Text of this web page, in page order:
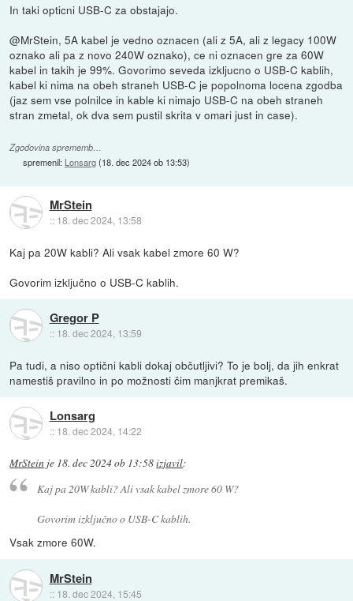
In taki opticni USB-C za obstajajo.
@MrStein, 5A kabel je vedno oznacen (ali z 5A, ali z legacy 100W
oznako ali pa z novo 240W oznako), ce ni oznacen gre za 60W
kabel in takih je 99%. Govorimo seveda izkljucno o USB-C kablih,
kabel ki nima na obeh straneh USB-C je popolnoma locena zgodba
(jaz sem vse polnilce in kable ki nimajo USB-C na obeh straneh
stran zmetal, ok dva sem pustil skrita v omari just in case).
Zgodovina sprememb…
spremenil: Lonsarg(18. dec 2024 ob 13:53)
MrStein
:: 18. dec 2024, 13:58
Kaj pa 20W kabli? Ali vsak kabel zmore 60 W?
Govorim izključno o USB-C kablih.
Gregor P
:: 18. dec 2024, 13:59
Pa tudi, a niso optični kabli dokaj občutljivi? To je bolj, da jih enkrat
namestiš pravilno in po možnosti čim manjkrat premikaš.
Lonsarg
:: 18. dec 2024, 14:22
MrStein je 18. dec 2024 ob 13:58izjavil:
Kaj pa 20W kabli? Ali vsak kabel zmore 60 W?
Govorim izključno o USB-C kablih.
Vsak zmore 60W.
MrStein
:: 18. dec 2024, 15:45